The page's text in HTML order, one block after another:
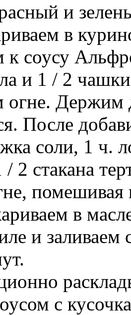
и
в
соусу
и 1 / 2
огне. Держим
После
соли, 1 ч.
/ 2 стакана
помешивая
в
и
с